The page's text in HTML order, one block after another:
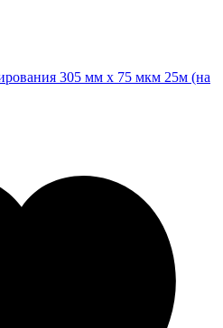
305 мм х 75 мкм 25м (на